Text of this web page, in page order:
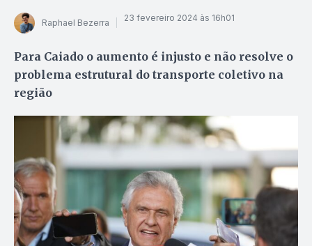
Raphael Bezerra 23 fevereiro 2024 às 16h01
Para Caiado o aumento é injusto e não resolve o
problema estrutural do transporte coletivo na
região